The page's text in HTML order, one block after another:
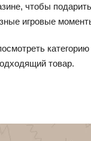
чтобы
игровые
категорию
товар.